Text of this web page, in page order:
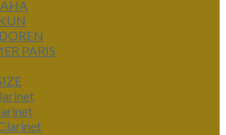
PARIS